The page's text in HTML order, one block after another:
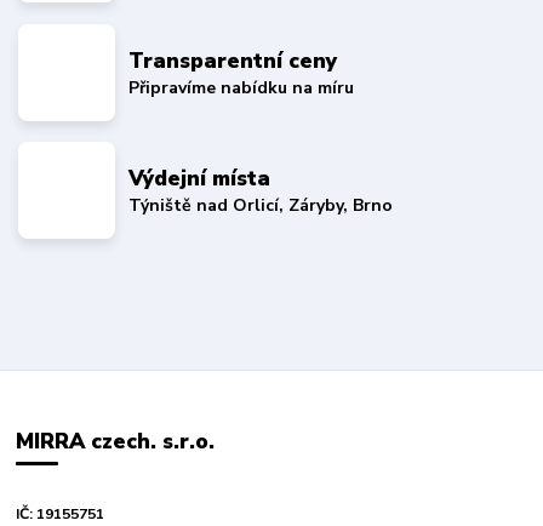
Transparentní ceny
Připravíme nabídku na míru
Výdejní místa
Týniště nad Orlicí, Záryby, Brno
MIRRA czech. s.r.o.
IČ: 19155751